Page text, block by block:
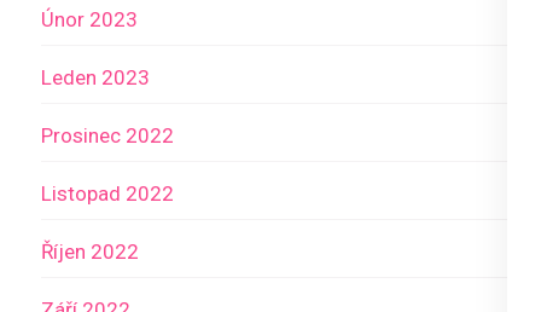
Únor 2023
Leden 2023
Prosinec 2022
Listopad 2022
Říjen 2022